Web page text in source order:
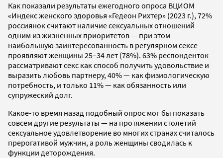
Как показали результаты ежегодного опроса ВЦИОМ
«Индекс женского здоровья «Гедеон Рихтер» (2023 г.), 72%
россиянок считают наличие сексуальных отношений
одним из жизненных приоритетов — при этом
наибольшую заинтересованность в регулярном сексе
проявляют женщины 25–34 лет (78%). 63% респонденток
рассматривают секс как способ получить удовольствие и
выразить любовь партнеру, 40% — как физиологическую
потребность, и только 11% — как обязанность или
супружеский долг.
Какое-то время назад подобный опрос мог бы показать
совсем другие результаты — на протяжении столетий
сексуальное удовлетворение во многих странах считалось
прерогативой мужчин, а роль женщины сводилась к
функции деторождения.